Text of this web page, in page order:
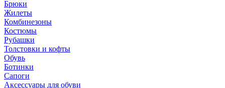
Брюки
Жилеты
Комбинезоны
Костюмы
Рубашки
Толстовки и кофты
Обувь
Ботинки
Сапоги
Аксессуары для обуви